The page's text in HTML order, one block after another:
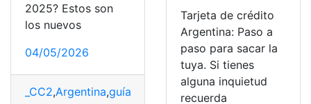
2025? Estos son
los nuevos
04/05/2026
_CC2,Argentina,guía ,Viajar
Tarjeta de crédito
Argentina: Paso a
paso para sacar la
tuya. Si tienes
alguna inquietud
recuerda